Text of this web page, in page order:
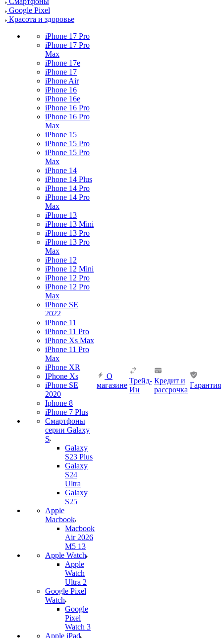
Google Pixel
Красота и здоровье
iPhone 17 Pro
iPhone 17 Pro
Max
iPhone 17e
iPhone 17
iPhone Air
iPhone 16
iPhone 16e
iPhone 16 Pro
iPhone 16 Pro
Max
iPhone 15
iPhone 15 Pro
iPhone 15 Pro
Max
iPhone 14
iPhone 14 Plus
iPhone 14 Pro
iPhone 14 Pro
Max
iPhone 13
iPhone 13 Mini
iPhone 13 Pro
iPhone 13 Pro
Max
iPhone 12
iPhone 12 Mini
iPhone 12 Pro
iPhone 12 Pro
Max
iPhone SE
2022
iPhone 11
iPhone 11 Pro
iPhone Xs Max
iPhone 11 Pro
Max
iPhone XR
IPhone Xs
iPhone SE
2020
Iphone 8
iPhone 7 Plus
Смартфоны
серии Galaxy
S
Galaxy
S23 Plus
Galaxy
S24
Ultra
Galaxy
S25
Apple
Macbook
Macbook
Air 2026
M5 13
Apple Watch
Apple
Watch
Ultra 2
Google Pixel
Watch
Google
Pixel
Watch 3
Apple iPad
О
магазине
Трейд-
Ин
Кредит и
рассрочка
Гарантия